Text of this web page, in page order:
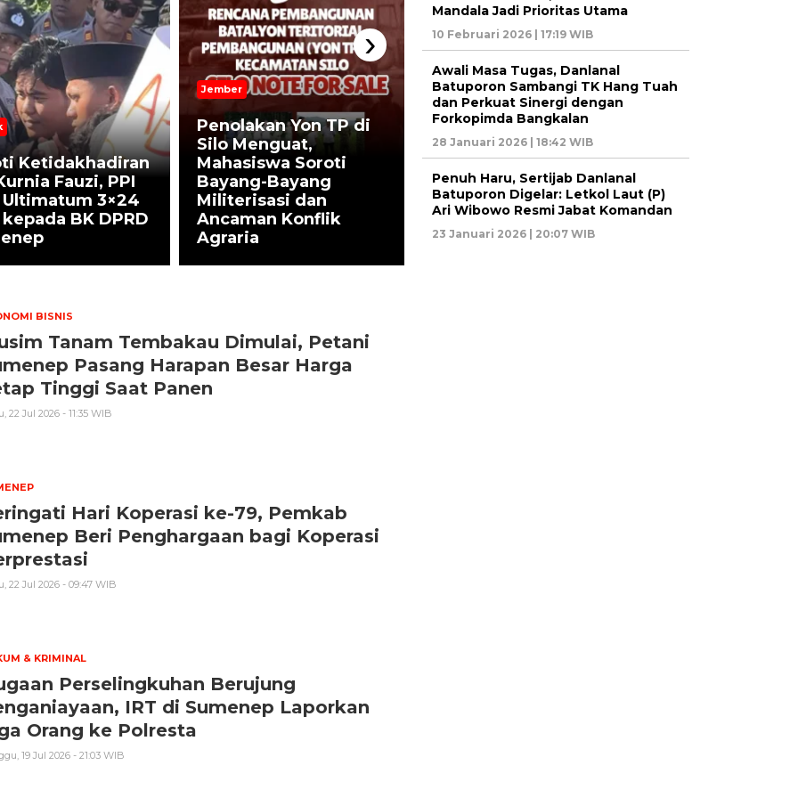
Ketidakhadiran
Fauzi, PPI
3×24
BK DPRD
Jember
Penolakan Yon TP di
Silo Menguat,
Mahasiswa Soroti
Bayang-Bayang
Militerisasi dan
Ancaman Konflik
Agraria
Opini
Kaesang, PSI, dan
Politik Jokowi Effect
Investigasi
Borok, LSM
hingga
›
BISNIS
Tanam Tembakau Dimulai, Petani
Pasang Harapan Besar Harga
Tinggi Saat Panen
22 Jul 2026 - 11:35 WIB
Hari Koperasi ke-79, Pemkab
Beri Penghargaan bagi Koperasi
22 Jul 2026 - 09:47 WIB
& KRIMINAL
Perselingkuhan Berujung
IRT di Sumenep Laporkan
Orang ke Polresta
19 Jul 2026 - 21:03 WIB
Mandala Jadi Prioritas Utama
10 Februari 2026 | 17:19 WIB
Awali Masa Tugas, Danlanal
Batuporon Sambangi TK Hang Tuah
dan Perkuat Sinergi dengan
Forkopimda Bangkalan
28 Januari 2026 | 18:42 WIB
Penuh Haru, Sertijab Danlanal
Batuporon Digelar: Letkol Laut (P)
Ari Wibowo Resmi Jabat Komandan
23 Januari 2026 | 20:07 WIB